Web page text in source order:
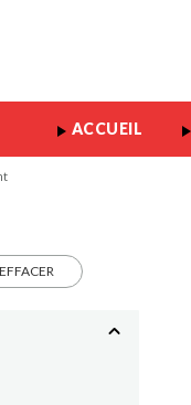
ACCUEIL
EFFACER